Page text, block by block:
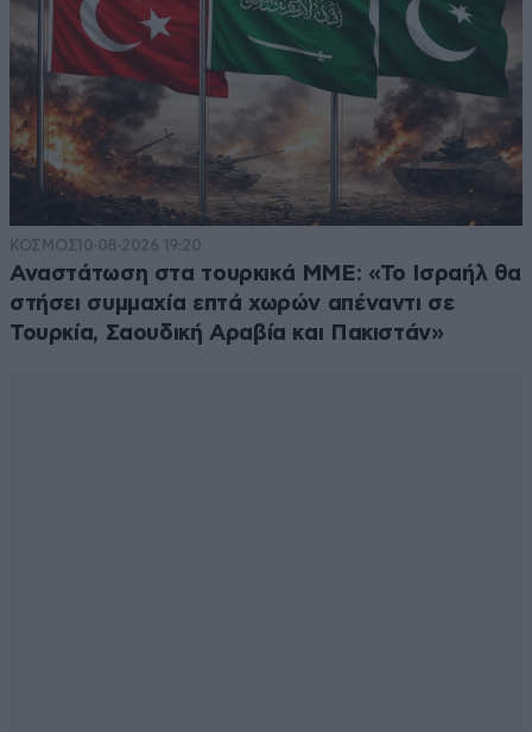
ΚΟΣΜΟΣ10·08·2026 19:20
Αναστάτωση στα τουρκικά ΜΜΕ: «Το Ισραήλ θα
στήσει συμμαχία επτά χωρών απέναντι σε
Τουρκία, Σαουδική Αραβία και Πακιστάν»